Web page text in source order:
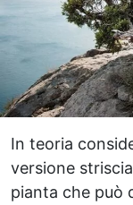
In teoria
versione
pianta che può